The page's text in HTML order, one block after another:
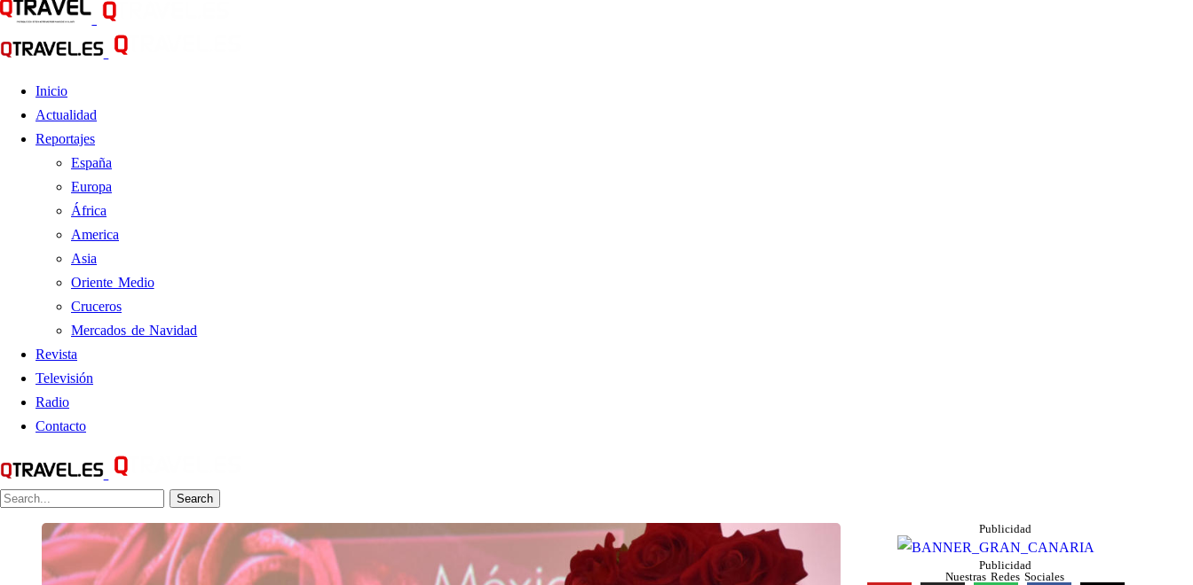
Inicio
Actualidad
Reportajes
España
Europa
África
America
Asia
Oriente Medio
Cruceros
Mercados de Navidad
Revista
Televisión
Radio
Contacto
Search
Publicidad
Publicidad
Nuestras Redes Sociales